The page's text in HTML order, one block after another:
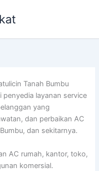
Tanah Bumbu
penyedia layanan service
yang
dan perbaikan AC
dan sekitarnya.
AC rumah, kantor, toko,
komersial.